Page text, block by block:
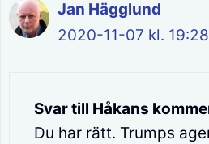
Jan Hägglund
2020-11-07 kl. 19:28
Svar till Håkans
Du har rätt. Trumps